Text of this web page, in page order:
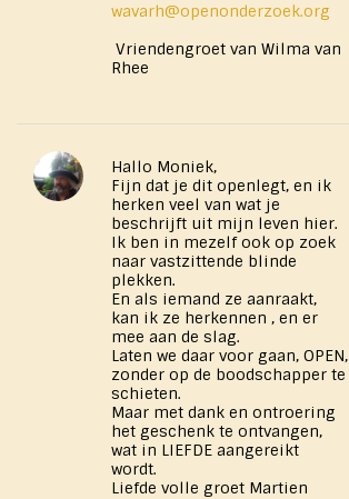
wavarh@openonderzoek.org
Vriendengroet van Wilma van
Rhee
Hallo Moniek,
Fijn dat je dit openlegt, en ik
herken veel van wat je
beschrijft uit mijn leven hier.
Ik ben in mezelf ook op zoek
naar vastzittende blinde
plekken.
En als iemand ze aanraakt,
kan ik ze herkennen , en er
mee aan de slag.
Laten we daar voor gaan, OPEN,
zonder op de boodschapper te
schieten.
Maar met dank en ontroering
het geschenk te ontvangen,
wat in LIEFDE aangereikt
wordt.
Liefde volle groet Martien